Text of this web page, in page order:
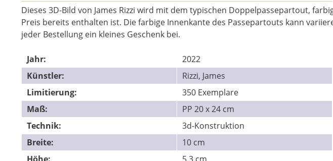
Dieses 3D-Bild von James Rizzi wird mit dem typischen Doppelpassepartout,
Preis bereits enthalten ist. Die farbige Innenkante des Passepartouts kann
jeder Bestellung ein kleines Geschenk bei.
Jahr:
2022
Künstler:
Rizzi, James
Limitierung:
350 Exemplare
Maß:
PP 20 x 24 cm
Technik:
3d-Konstruktion
Breite:
10 cm